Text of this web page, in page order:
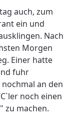
auch, zum
ein und
Nach
Morgen
Einer hatte
fuhr
an den
noch einen
zu machen.